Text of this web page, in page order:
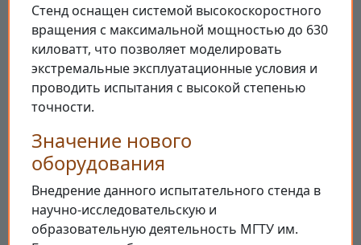
Стенд оснащен системой высокоскоростного
вращения с максимальной мощностью до 630
киловатт, что позволяет моделировать
экстремальные эксплуатационные условия и
проводить испытания с высокой степенью
точности.
Значение нового
оборудования
Внедрение данного испытательного стенда в
научно-исследовательскую и
образовательную деятельность МГТУ им.